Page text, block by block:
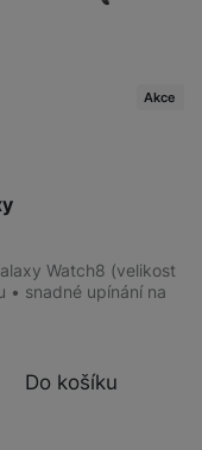
Akce
Watch8 (velikost
• snadné upínání na
Do košíku